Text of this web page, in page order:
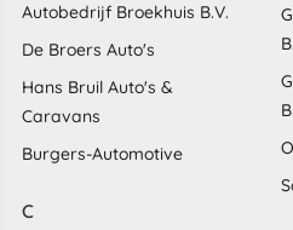
Autobedrijf Broekhuis B.V.
De Broers Auto's
Hans Bruil Auto's &
Caravans
Burgers-Automotive
C